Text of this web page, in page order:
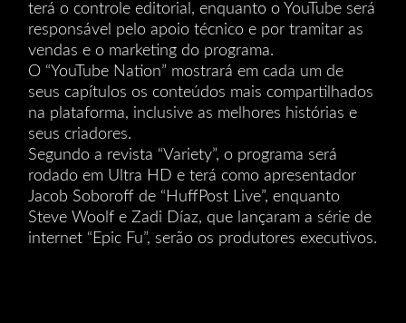
terá o controle editorial, enquanto o YouTube será
responsável pelo apoio técnico e por tramitar as
vendas e o marketing do programa.
O “YouTube Nation” mostrará em cada um de
seus capítulos os conteúdos mais compartilhados
na plataforma, inclusive as melhores histórias e
seus criadores.
Segundo a revista “Variety”, o programa será
rodado em Ultra HD e terá como apresentador
Jacob Soboroff de “HuffPost Live”, enquanto
Steve Woolf e Zadi Díaz, que lançaram a série de
internet “Epic Fu”, serão os produtores executivos.